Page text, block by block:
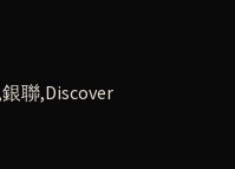
銀聯,Discover